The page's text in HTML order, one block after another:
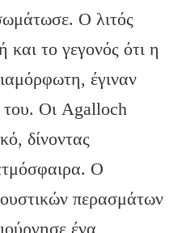
Ο λιτός
το γεγονός ότι η
έγιναν
του. Οι Agalloch
δίνοντας
Ο
περασμάτων
ένα